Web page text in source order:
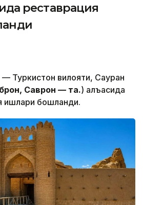
реставрация
Туркистон вилояти, Сауран
Саврон — таҳ.) қалъасида
ишлари бошланди.